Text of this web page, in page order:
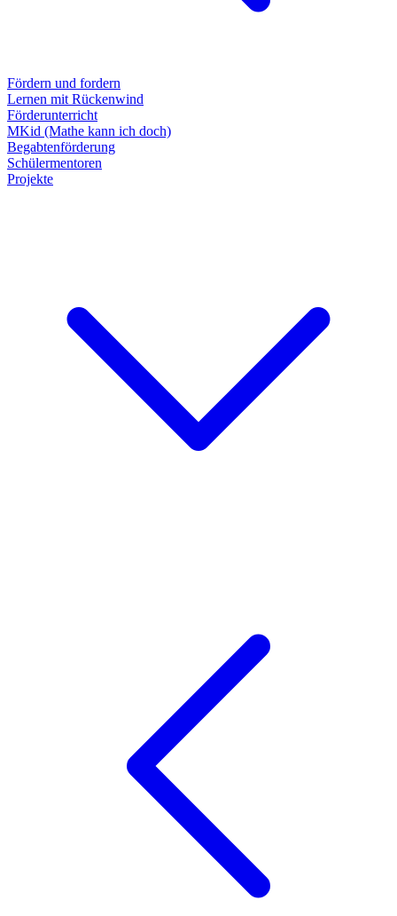
Fördern und fordern
Lernen mit Rückenwind
Förderunterricht
MKid (Mathe kann ich doch)
Begabtenförderung
Schülermentoren
Projekte